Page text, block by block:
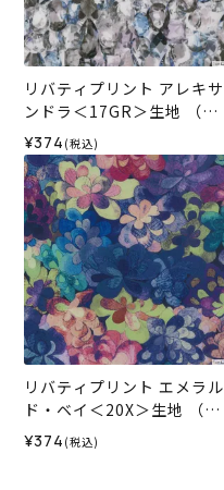
リバティプリント アレキサ
ンドラ＜17GR＞生地 （ホ
ビーラホビーレオリジナ
ル）2026SS
¥374 (税込)
リバティプリント エメラル
ド・ベイ＜20X＞生地 （ホ
ビーラホビーレオリジナ
ル）2026SS
¥374 (税込)